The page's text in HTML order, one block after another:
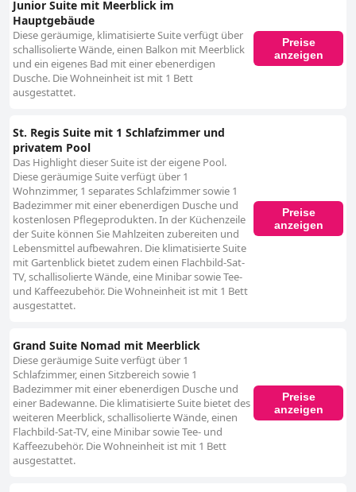
Junior Suite mit Meerblick im
Hauptgebäude
Diese geräumige, klimatisierte Suite verfügt über
schallisolierte Wände, einen Balkon mit Meerblick
und ein eigenes Bad mit einer ebenerdigen
Dusche. Die Wohneinheit ist mit 1 Bett
ausgestattet.
Preise
anzeigen
St. Regis Suite mit 1 Schlafzimmer und
privatem Pool
Das Highlight dieser Suite ist der eigene Pool.
Diese geräumige Suite verfügt über 1
Wohnzimmer, 1 separates Schlafzimmer sowie 1
Badezimmer mit einer ebenerdigen Dusche und
kostenlosen Pflegeprodukten. In der Küchenzeile
der Suite können Sie Mahlzeiten zubereiten und
Lebensmittel aufbewahren. Die klimatisierte Suite
mit Gartenblick bietet zudem einen Flachbild-Sat-
TV, schallisolierte Wände, eine Minibar sowie Tee-
und Kaffeezubehör. Die Wohneinheit ist mit 1 Bett
ausgestattet.
Preise
anzeigen
Grand Suite Nomad mit Meerblick
Diese geräumige Suite verfügt über 1
Schlafzimmer, einen Sitzbereich sowie 1
Badezimmer mit einer ebenerdigen Dusche und
einer Badewanne. Die klimatisierte Suite bietet des
weiteren Meerblick, schallisolierte Wände, einen
Flachbild-Sat-TV, eine Minibar sowie Tee- und
Kaffeezubehör. Die Wohneinheit ist mit 1 Bett
ausgestattet.
Preise
anzeigen